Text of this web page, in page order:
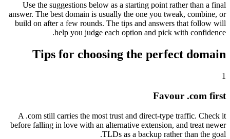
Use the suggestions below as a starting point rather than a final
answer. The best domain is usually the one you tweak, combine, or
build on after a few rounds. The tips and answers that follow will
help you judge each option and pick with confidence.
Tips for choosing the perfect domain
1
Favour .com first
A .com still carries the most trust and direct-type traffic. Check it
before falling in love with an alternative extension, and treat newer
TLDs as a backup rather than the goal.